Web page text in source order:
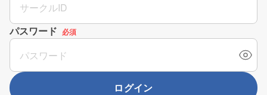
パスワード 必須
ログイン